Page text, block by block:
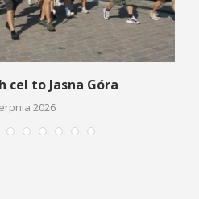
cel to Jasna Góra
2026